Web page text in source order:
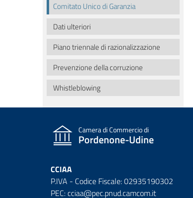
Comitato Unico di Garanzia
Dati ulteriori
Piano triennale di razionalizzazione
Prevenzione della corruzione
Whistleblowing
Camera di Commercio di
Pordenone-Udine
CCIAA
P.IVA - Codice Fiscale: 02935190302
PEC: cciaa@pec.pnud.camcom.it